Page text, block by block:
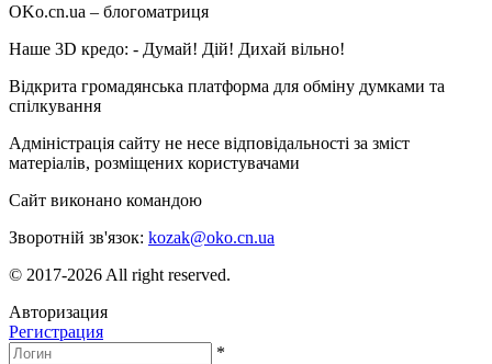
OKo.cn.ua – блогоматриця
Наше 3D кредо: - Думай! Дій! Дихай вільно!
Відкрита громадянська платформа для обміну думками та
спілкування
Адміністрація сайту не несе відповідальності за зміст
матеріалів, розміщених користувачами
Сайт виконано командою
Зворотній зв'язок: kozak@oko.cn.ua
© 2017-2026 All right reserved.
Авторизация
Регистрация
*